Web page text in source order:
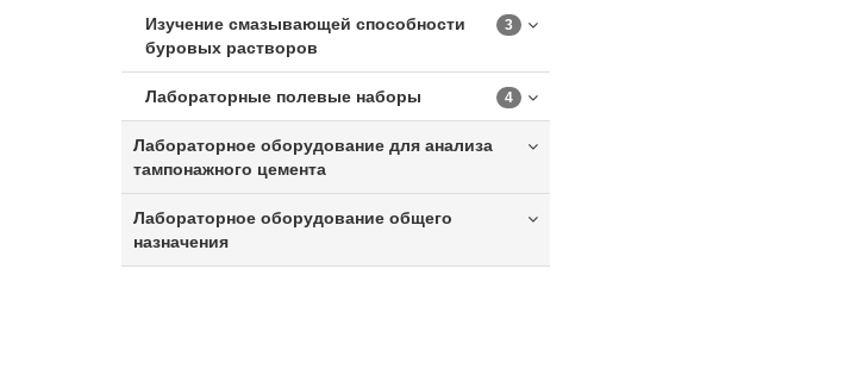
Изучение смазывающей способности
буровых растворов
3
Лабораторные полевые наборы 4
Лабораторное оборудование для анализа
тампонажного цемента
Лабораторное оборудование общего
назначения